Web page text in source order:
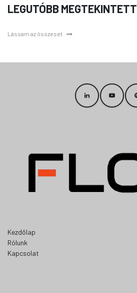
LEGUTÓBB MEGTEKINTETT
Lássam az összeset
Kezdőlap
Rólunk
Kapcsolat